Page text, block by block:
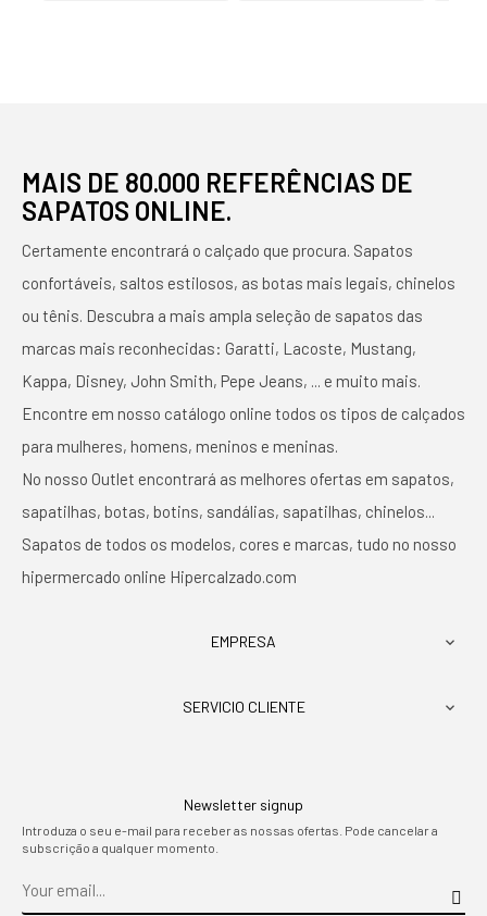
MAIS DE 80.000 REFERÊNCIAS DE
SAPATOS ONLINE.
Certamente encontrará o calçado que procura. Sapatos
confortáveis, saltos estilosos, as botas mais legais, chinelos
ou tênis. Descubra a mais ampla seleção de sapatos das
marcas mais reconhecidas: Garatti, Lacoste, Mustang,
Kappa, Disney, John Smith, Pepe Jeans, ... e muito mais.
Encontre em nosso catálogo online todos os tipos de calçados
para mulheres, homens, meninos e meninas.
No nosso Outlet encontrará as melhores ofertas em sapatos,
sapatilhas, botas, botins, sandálias, sapatilhas, chinelos...
Sapatos de todos os modelos, cores e marcas, tudo no nosso
hipermercado online Hipercalzado.com
EMPRESA 
SERVICIO CLIENTE 
Newsletter signup
Introduza o seu e-mail para receber as nossas ofertas. Pode cancelar a
subscrição a qualquer momento.